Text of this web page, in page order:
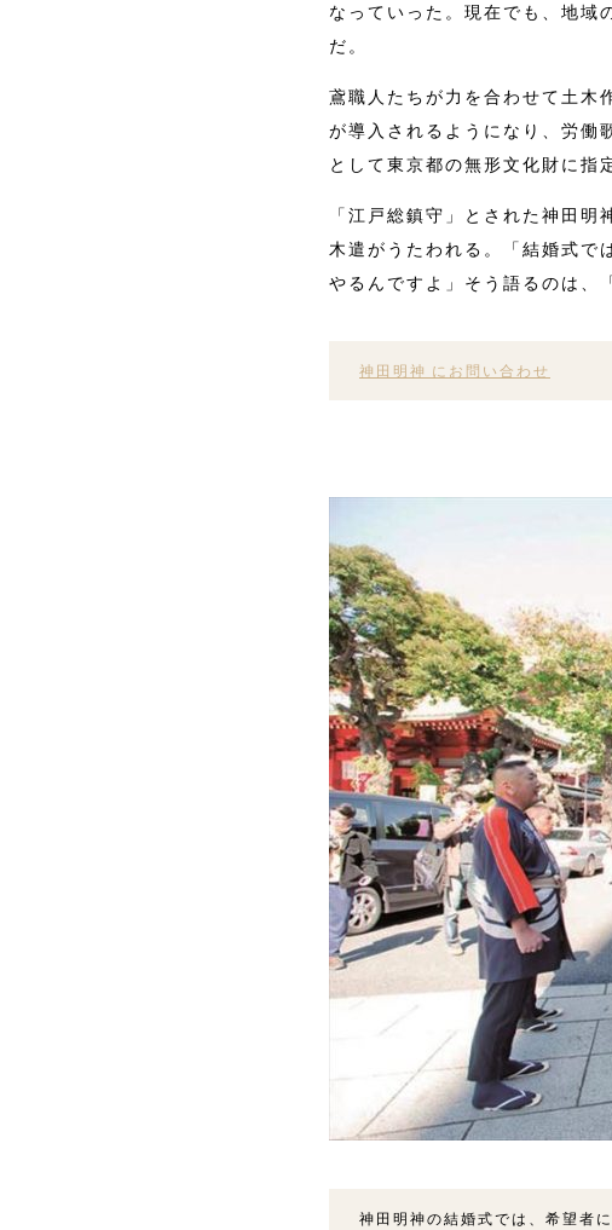
なっていった。現在でも、地域
だ。
鳶職人たちが力を合わせて土木
が導入されるようになり、労働
として東京都の無形文化財に指
「江戸総鎮守」とされた神田
木遣がうたわれる。「結婚式で
やるんですよ」そう語るのは、
神田明神 にお問い合わせ
神田明神の結婚式では、希望者